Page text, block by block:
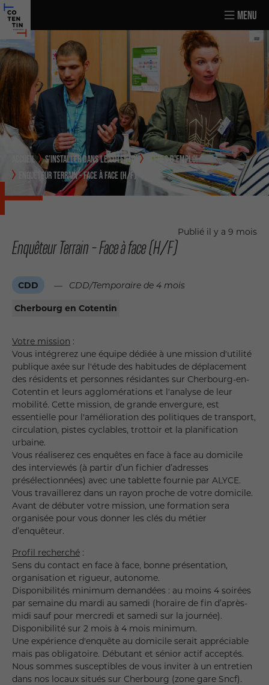
MENU
ACCUEIL S'INSTALLER DANS LE COTENTIN
OFFRES D'EMPLOI
ENQUÊTEUR TERRAIN - FACE À FACE (H/F)
Publié il y a 9 mois
Enquêteur Terrain - Face à face (H/F)
CDD — CDD/Temporaire de 4 mois
Cherbourg en Cotentin
Votre mission :
Vous intégrerez une équipe dédiée à une mission d'utilité
publique axée sur l'étude des habitudes de déplacement
des résidents et personnes résidantes sur Cherbourg-en-
Cotentin et leurs agglomérations et l'analyse de leur
mobilité. Cette mission, de grande envergure, est
essentielle pour l'amélioration des politiques de transport,
circulation, pistes cyclables, trottoir et la planification
urbaine.
Vous réaliserez ces enquêtes en face à face au domicile
des interviewés (à partir d’un fichier d’adresses
présélectionnées) avec une tablette fournie par ALYCE.
Vous travaillerez dans un rayon proche de votre domicile.
Avant de débuter votre mission, une formation sera
organisée pour vous donner les clés du métier
d’enquêteur.
Profil recherché :
Sens du contact en face à face, bonne présentation,
organisation et rigueur, autonome.
Disponibilités minimum demandées : au moins 4 soirées
par semaine du mardi au samedi (horaire de fin d’après-
midi sauf pour mercredi et samedi sur la journée).
Disponibilité sur 2 mois à 4 mois minimum.
Une expérience d'enquête au domicile serait appréciable
mais pas obligatoire. Débutant et sénior actif acceptés.
Nous sommes susceptibles de vous inviter à un entretien
dans nos locaux situés sur Cherbourg (zone gare Sncf).